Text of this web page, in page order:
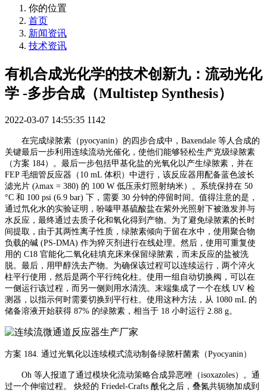
你的位置
首页
新闻资讯
技术资讯
有机合成光化学的技术创新九：流动光化
学 -多步合成（Multistep Synthesis）
2022-03-07 14:55:35 1142
在完成绿脓素（pyocyanin）的四步合成中，Baxendale 等人合成的
关键最后一步利用连续流动光催化，使他们能够轻松生产克级绿脓素
（方案 184）。最后一步包括甲基化盐的光氧化以产生绿脓素，并在
FEP 毛细管反应器（10 mL 体积）中进行，该反应器用配备蓝色波长
滤光片 (λmax = 380) 的 100 W 低压汞灯照射纳米）。系统保持在 50
°C 和 100 psi (6.9 bar) 下，需要 30 分钟的停留时间。值得注意的是，
通过氘化水的实验证明，吩嗪甲基硫酸盐在紫外光照射下被激发并与
水反应，最终通过去质子化和氧化得到产物。为了避免绿脓素的长时
间提取，由于其两性离子性质，绿脓素倾向于留在水中，使用聚合物
负载的碱 (PS-DMA) 作为猝灭剂进行在线处理。然后，使用可重复使
用的 C18 官能化二氧化硅填充床来保留绿脓素，而未反应的盐被洗
脱。最后，用甲醇洗去产物。为确保该过程可以连续运行，两个淬火
柱平行使用，然后是两个平行纯化柱。使用一组自动切换阀，可以在
一侧运行该过程，而另一侧则用水清洗。末端集成了一个在线 UV 检
测器，以指示何时需要切换到平行柱。使用这种方法，从 1080 mL 的
储备溶液开始获得 87% 的绿脓素，相当于 18 小时运行 2.88 g。
方案 184. 通过光氧化以连续模式流动制备绿脓杆菌素（Pyocyanin）
Oh 等人报道了通过模块化流动策略合成异恶唑（isoxazoles）。通
过一个伸缩过程。 炔烃的 Friedel-Crafts 酰化之后，叠氮共轭物加成到